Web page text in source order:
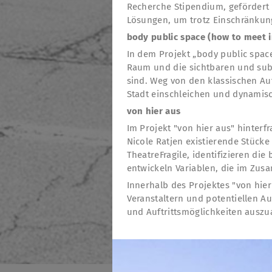
Recherche Stipendium,
Lösungen, um trotz
body public space (how to meet
In dem Projekt „body public
Raum und die sichtbaren und
sind. Weg von den klassischen
Stadt einschleichen und
von hier aus
Im Projekt "von hier aus"
Nicole Ratjen existierende
TheatreFragile, identifizieren die
entwickeln Variablen, die im
Innerhalb des Projektes "von
Veranstaltern und potentiellen
und Auftrittsmöglichkeiten